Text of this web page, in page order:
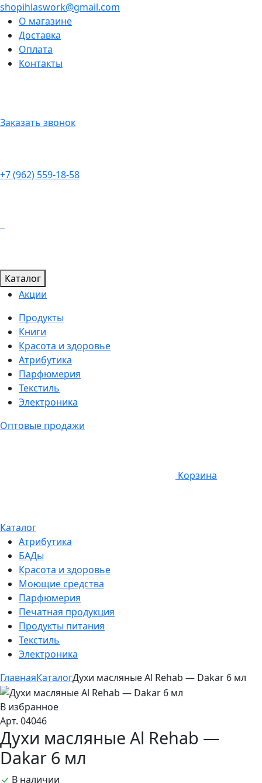
shopihlaswork@gmail.com
О магазине
Доставка
Оплата
Контакты
Заказать звонок
+7 (962) 559-18-58
Каталог
Акции
Продукты
Книги
Красота и здоровье
Атрибутика
Парфюмерия
Текстиль
Электроника
Оптовые продажи
Корзина
Каталог
Атрибутика
БАДы
Красота и здоровье
Моющие средства
Парфюмерия
Печатная продукция
Продукты питания
Текстиль
Электроника
ГлавнаяКаталогДухи масляные Al Rehab — Dakar 6 мл
В избранное
Арт. 04046
Духи масляные Al Rehab —
Dakar 6 мл
В наличии